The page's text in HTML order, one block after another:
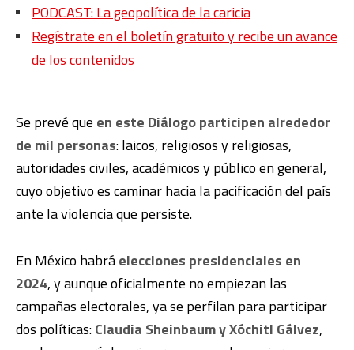
PODCAST: La geopolítica de la caricia
Regístrate en el boletín gratuito y recibe un avance
de los contenidos
Se prevé que en este Diálogo participen alrededor
de mil personas: laicos, religiosos y religiosas,
autoridades civiles, académicos y público en general,
cuyo objetivo es caminar hacia la pacificación del país
ante la violencia que persiste.
En México habráelecciones presidenciales en
2024, y aunque oficialmente no empiezan las
campañas electorales, ya se perfilan para participar
dos políticas:Claudia Sheinbaum y Xóchitl Gálvez,